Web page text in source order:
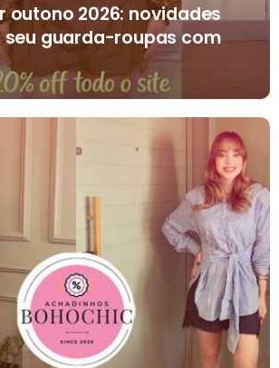
outono 2026: novidades
seu guarda-roupas com